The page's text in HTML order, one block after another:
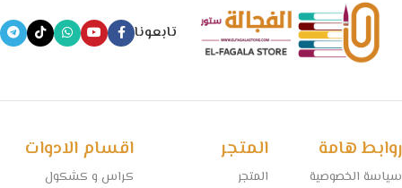
الأدوات المكتبية والكشاكيل.
نسعى في الفجالة ستور إلى تقديم منتجات تعليمية موثوقة ومصادر
تابعونا
روابط هامة
سياسة الخصوصية
المتجر
المتجر
اقسام الادوات
كراس و كشكول